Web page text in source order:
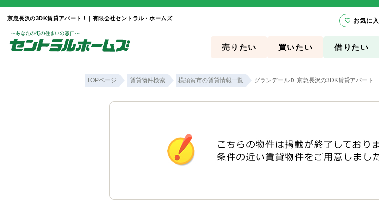
京急長沢の3DK賃貸アパート！｜有限会社セントラル・ホームズ
売りたい 買いたい 借りたい
TOPページ 賃貸物件検索 横須賀市の賃貸情報一覧 グランデールＤ 京急長沢の3DK賃貸アパート
お気に入